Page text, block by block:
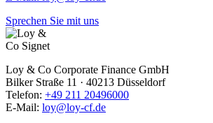
Sprechen Sie mit uns
Loy & Co Corporate Finance GmbH
Bilker Straße 11 · 40213 Düsseldorf
Telefon: +49 211 20496000
E-Mail: loy@loy-cf.de